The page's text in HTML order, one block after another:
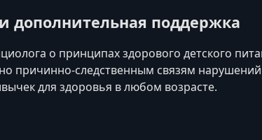
дополнительная поддержка
о принципах здорового детского
причинно‑следственным связям
для здоровья в любом возрасте.